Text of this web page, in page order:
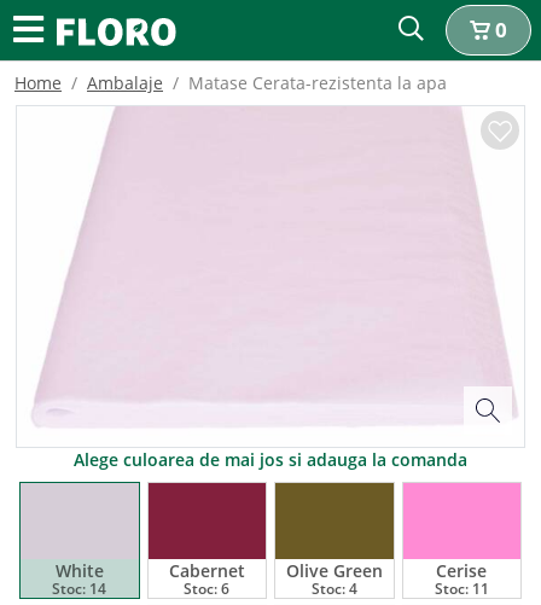
0
Home Ambalaje Matase Cerata-rezistenta la apa
Alege culoarea de mai jos si adauga la comanda
White
Stoc: 14
Cabernet
Stoc:6
Olive Green
Stoc:4
Cerise
Stoc: 11